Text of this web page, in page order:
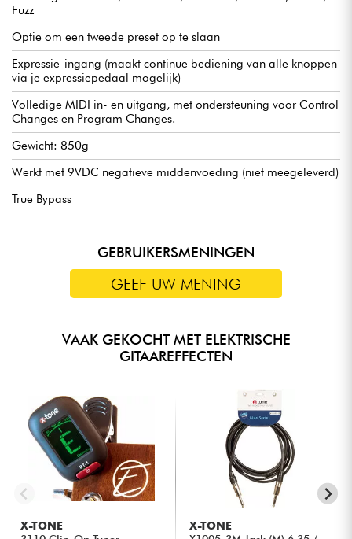
Fuzz
Optie om een tweede preset op te slaan
Expressie-ingang (maakt continue bediening van alle knoppen
via je expressiepedaal mogelijk)
Volledige MIDI in- en uitgang, met ondersteuning voor Control
Changes en Program Changes.
Gewicht: 850g
Werkt met 9VDC negatieve middenvoeding (niet meegeleverd)
True Bypass
GEBRUIKERSMENINGEN
GEEF UW MENING
VAAK GEKOCHT MET ELEKTRISCHE
GITAAREFFECTEN
X-TONE
X-TONE